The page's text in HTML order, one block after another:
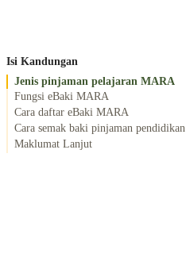
Isi Kandungan
Jenis pinjaman pelajaran MARA
Fungsi eBaki MARA
Cara daftar eBaki MARA
Cara semak baki pinjaman pendidikan
Maklumat Lanjut